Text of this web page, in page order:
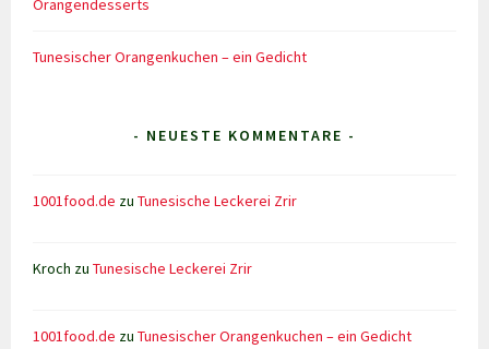
Orangendesserts
Tunesischer Orangenkuchen – ein Gedicht
- NEUESTE KOMMENTARE -
1001food.de zuTunesische Leckerei Zrir
Kroch zuTunesische Leckerei Zrir
1001food.de zuTunesischer Orangenkuchen – ein Gedicht